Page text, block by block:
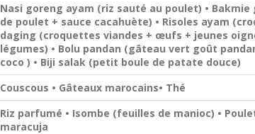
Nasi goreng ayam (riz sauté au poulet) •
de poulet + sauce cacahuète) • Risoles ayam
daging (croquettes viandes + œufs + jeunes
légumes) • Bolu pandan (gâteau vert goût
coco ) • Biji salak (petit boule de patate douce)
Couscous • Gâteaux marocains• Thé
Riz parfumé • Isombe (feuilles de manioc) •
maracuja